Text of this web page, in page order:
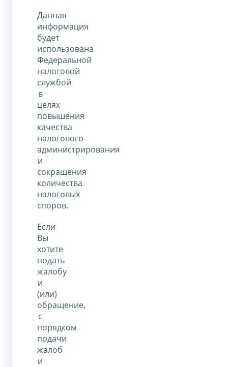
Данная
информация
будет
использована
Федеральной
налоговой
службой
в
целях
повышения
качества
налогового
администрирования
и
сокращения
количества
налоговых
споров.
Если
Вы
хотите
подать
жалобу
и
(или)
обращение,
с
порядком
подачи
жалоб
и